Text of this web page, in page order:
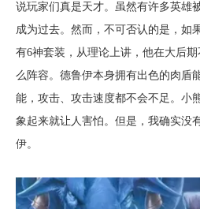
说玩家们真是天才。虽然有许多英雄
成为过去。然而，不可否认的是，如
有6神套装，从理论上讲，他在大后
么阵容。德鲁伊本身拥有出色的肉盾
能，攻击、攻击速度都不会不足。小
象起来就让人害怕。但是，我确实没
伊。